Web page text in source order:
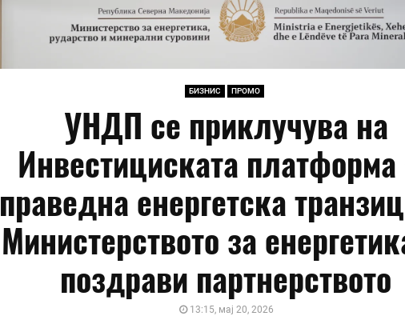
БИЗНИС ПРОМО
УНДП се приклучува на
Инвестициската платформа
праведна енергетска
Министерството за
поздрави партнерството
13:15, мај 20, 2026